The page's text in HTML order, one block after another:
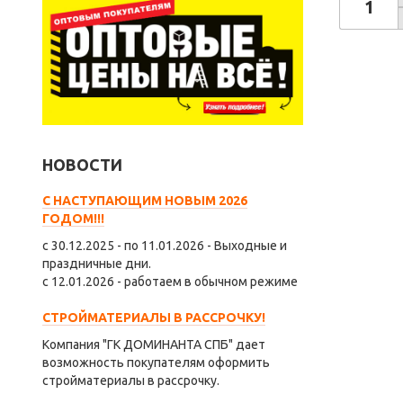
НОВОСТИ
С НАСТУПАЮЩИМ НОВЫМ 2026
ГОДОМ!!!
с 30.12.2025 - по 11.01.2026 - Выходные и
праздничные дни.
с 12.01.2026 - работаем в обычном режиме
СТРОЙМАТЕРИАЛЫ В РАССРОЧКУ!
Компания "ГК ДОМИНАНТА СПБ" дает
возможность покупателям оформить
стройматериалы в рассрочку.